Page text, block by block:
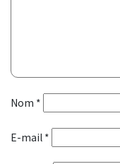
Nom *
E-mail *